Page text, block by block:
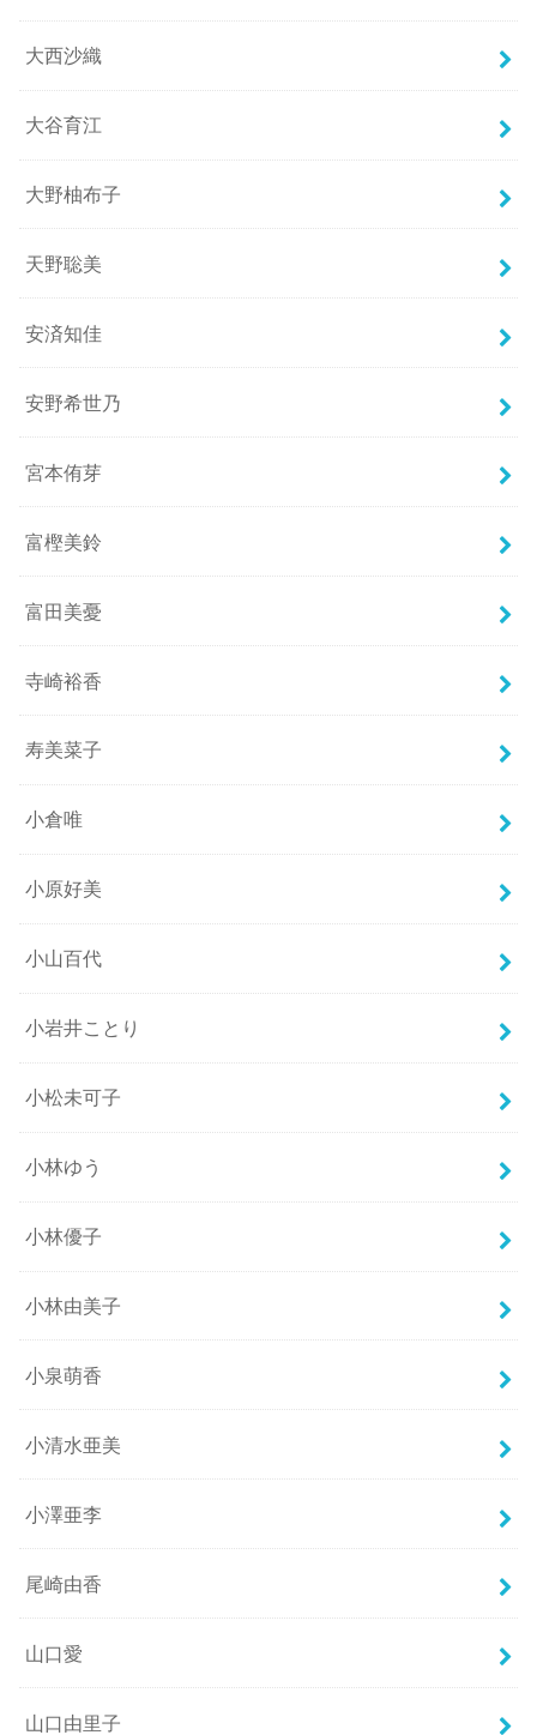
大西沙織
大谷育江
大野柚布子
天野聡美
安済知佳
安野希世乃
宮本侑芽
富樫美鈴
富田美憂
寺崎裕香
寿美菜子
小倉唯
小原好美
小山百代
小岩井ことり
小松未可子
小林ゆう
小林優子
小林由美子
小泉萌香
小清水亜美
小澤亜李
尾崎由香
山口愛
山口由里子